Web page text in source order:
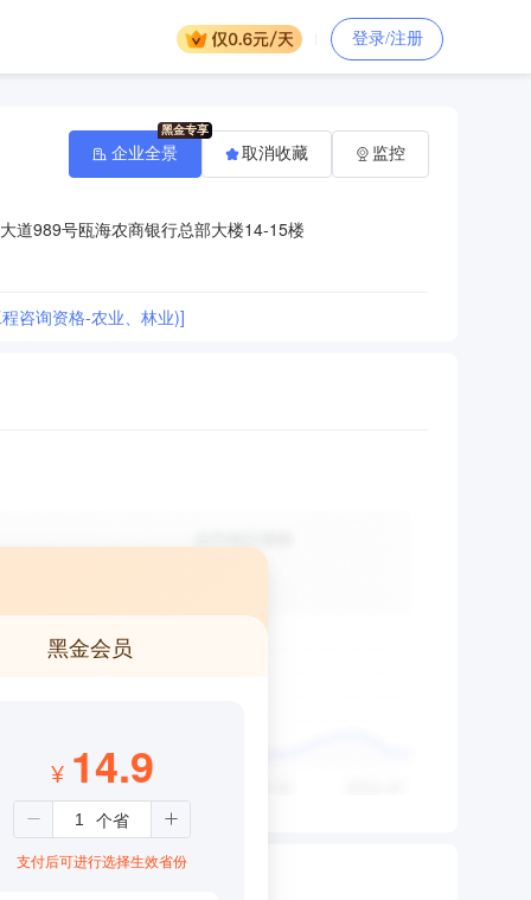
登录/注册
道989号瓯海农商银行总部大楼14-15楼
咨询资格-农业、林业)]
企业全景 取消收藏 监控
黑金会员
¥ 14.9
支付后可进行选择生效省份